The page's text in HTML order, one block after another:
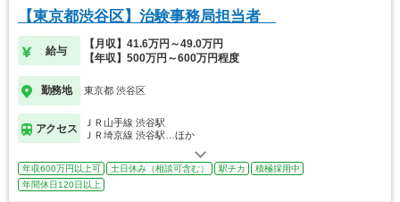
【東京都渋谷区】治験事務局担当者
給与
【月収】41.6万円～49.0万円
【年収】500万円～600万円程度
勤務地 東京都 渋谷区
アクセス
ＪＲ山手線 渋谷駅
ＪＲ埼京線 渋谷駅…ほか
年収600万円以上可 土日休み（相談可含む） 駅チカ
積極採用中
年間休日120日以上